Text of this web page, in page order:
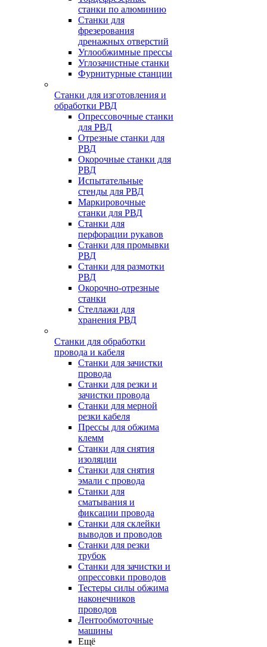
станки по алюминию
Станки для
фрезерования
дренажных отверстий
Углообжимные прессы
Углозачистные станки
Фурнитурные станции
Станки для изготовления и
обработки РВД
Опрессовочные станки
для РВД
Отрезные станки для
РВД
Окорочные станки для
РВД
Испытательные
стенды для РВД
Маркировочные
станки для РВД
Станки для
перфорации рукавов
Станки для промывки
РВД
Станки для размотки
РВД
Окорочно-отрезные
станки
Стеллажи для
хранения РВД
Станки для обработки
провода и кабеля
Станки для зачистки
провода
Станки для резки и
зачистки провода
Станки для мерной
резки кабеля
Прессы для обжима
клемм
Станки для снятия
изоляции
Станки для снятия
эмали с провода
Станки для
сматывания и
фиксации провода
Станки для склейки
выводов и проводов
Станки для резки
трубок
Станки для зачистки и
опрессовки проводов
Тестеры силы обжима
наконечников
проводов
Лентообмоточные
машины
Ещё